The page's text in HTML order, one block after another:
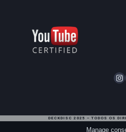
DECKDISC 2025 – TODOS OS
Manage